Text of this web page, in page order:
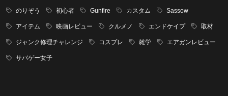
のりぞう 初心者 Gunfire カスタム Sassow
アイテム 映画レビュー クルメノ エンドケイプ 取材
ジャンク修理チャレンジ コスプレ 雑学 エアガンレビュー
サバゲー女子